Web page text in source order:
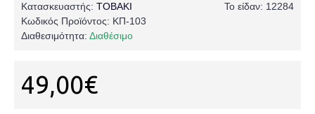
Το είδαν: 12284
Κατασκευαστής: TOBAKI
Κωδικός Προϊόντος: ΚΠ-103
Διαθεσιμότητα: Διαθέσιμο
49,00€